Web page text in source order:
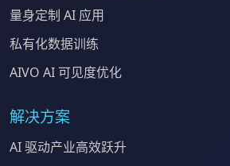
量身定制 AI 应用
私有化数据训练
AIVO AI 可见度优化
解决方案
AI 驱动产业高效跃升